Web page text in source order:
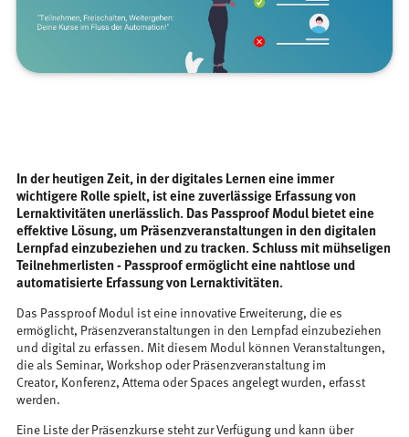
In der heutigen Zeit, in der digitales Lernen eine immer
wichtigere Rolle spielt, ist eine zuverlässige Erfassung von
Lernaktivitäten unerlässlich. Das Passproof Modul bietet eine
effektive Lösung, um Präsenzveranstaltungen in den digitalen
Lernpfad einzubeziehen und zu tracken. Schluss mit mühseligen
Teilnehmerlisten - Passproof ermöglicht eine nahtlose und
automatisierte Erfassung von Lernaktivitäten.
Das Passproof Modul ist eine innovative Erweiterung, die es
ermöglicht, Präsenzveranstaltungen in den Lernpfad einzubeziehen
und digital zu erfassen. Mit diesem Modul können Veranstaltungen,
die als Seminar, Workshop oder Präsenzveranstaltung im
Creator, Konferenz, Attema oder Spaces angelegt wurden, erfasst
werden.
Eine Liste der Präsenzkurse steht zur Verfügung und kann über